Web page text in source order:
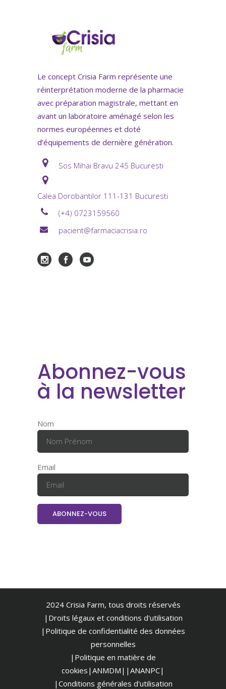
Le concept Crisia Farm représente une
réinterprétation moderne de la pharmacie
avec préparation magistrale, mettant en
avant un laboratoire aménagé selon les
normes européennes et doté
d’équipements de dernière génération.
Sos Mihai Bravu 245 Bucuresti
Calea Dorobantilor 111-131 Bucuresti
(+4) 0723159560
pacient@farmaciacrisia.ro
Abonnez-vous
à la newsletter
Nom
Email
2024 Crisia Farm, tous droits réservés
|Droits légaux et conditions d'utilisation
| Politique de confidentialité des données
personnelles
|Politique en matière de
cookies |ANMDM| |ANANPC|
|Conditions générales d'utilisation